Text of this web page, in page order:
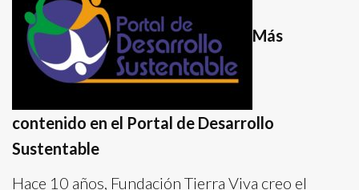
Más
contenido en el Portal de Desarrollo
Sustentable
Hace 10 años, Fundación Tierra Viva creo el